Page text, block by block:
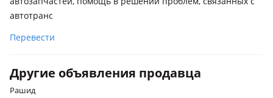
автотранс
Перевести
Другие объявления продавца
Рашид